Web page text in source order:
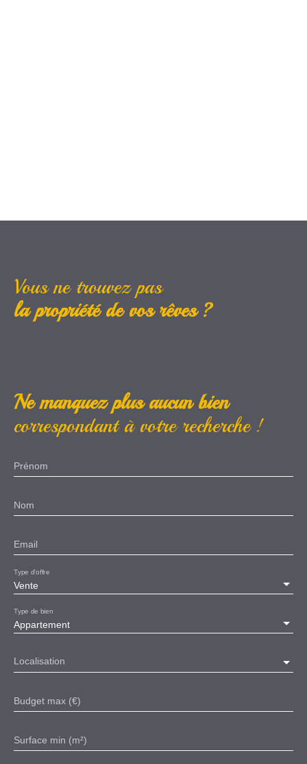
Vous ne trouvez pas
la propriété de vos rêves ?
Ne manquez plus aucun bien
correspondant à votre recherche !
Prénom
Nom
Email
Vente
Type d'offre
Appartement
Type de bien
Localisation
Budget max (€)
Surface min (m²)